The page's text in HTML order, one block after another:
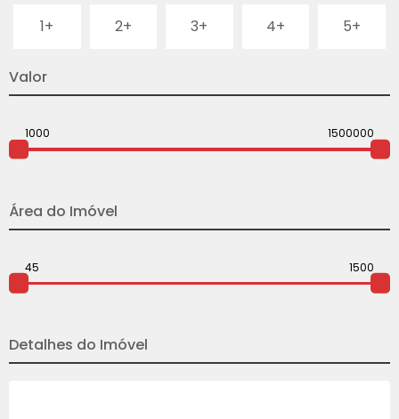
1+ 2+ 3+ 4+ 5+
Valor
Área do Imóvel
Detalhes do Imóvel